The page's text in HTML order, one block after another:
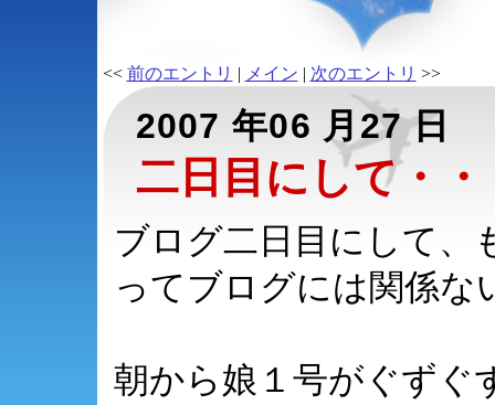
<< 前のエントリ | メイン | 次のエントリ >>
2007 年06 月27 日
二日目にして・
ブログ二日目にして、
ってブログには関係な
朝から娘１号がぐずぐ